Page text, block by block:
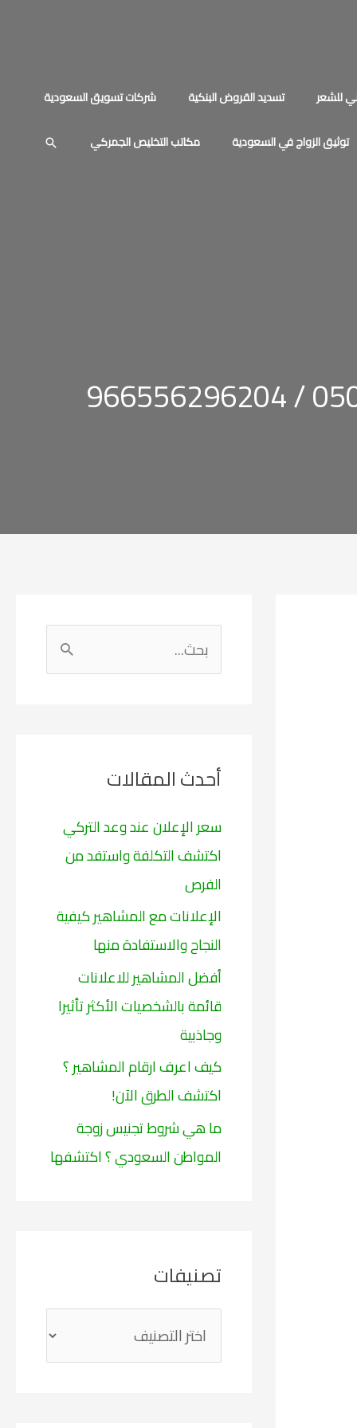
للشعر تسديد القروض البنكية شركات تسويق السعودية
توثيق الزواج في السعودية مكاتب التخليص الجمركي
ل
ع
:
أحدث المقالات
سعر الإعلان عند وعد التركي
اكتشف التكلفة واستفد من
الفرص
الإعلانات مع المشاهير كيفية
النجاح والاستفادة منها
أفضل المشاهير للاعلانات
قائمة بالشخصيات الأكثر تأثيرا
وجاذبية
كيف اعرف ارقام المشاهير ؟
اكتشف الطرق الآن!
ما هي شروط تجنيس زوجة
المواطن السعودي ؟ اكتشفها
تصنيفات